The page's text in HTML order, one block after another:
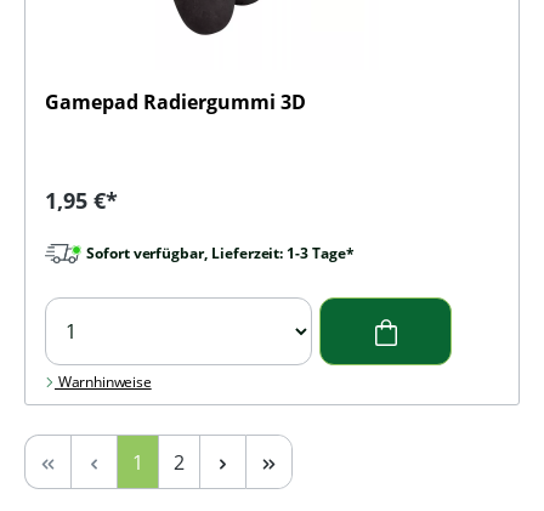
Gamepad Radiergummi 3D
Regulärer Preis:
1,95 €*
Sofort verfügbar, Lieferzeit: 1-3 Tage*
Warnhinweise
Seite
1 Seite
2